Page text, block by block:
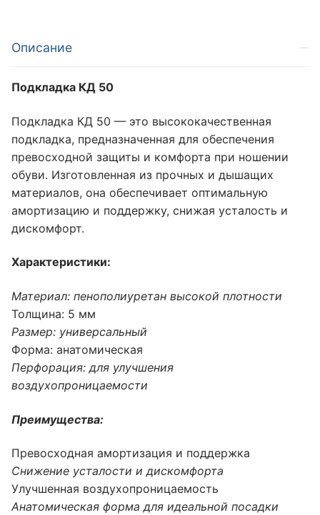
Описание
Подкладка КД 50
Подкладка КД 50 — это высококачественная
подкладка, предназначенная для обеспечения
превосходной защиты и комфорта при ношении
обуви. Изготовленная из прочных и дышащих
материалов, она обеспечивает оптимальную
амортизацию и поддержку, снижая усталость и
дискомфорт.
Характеристики:
Материал: пенополиуретан высокой плотности
Толщина: 5 мм
Размер: универсальный
Форма: анатомическая
Перфорация: для улучшения
воздухопроницаемости
Преимущества:
Превосходная амортизация и поддержка
Снижение усталости и дискомфорта
Улучшенная воздухопроницаемость
Анатомическая форма для идеальной посадки